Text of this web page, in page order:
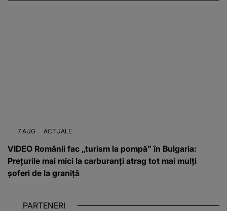
7 AUG ACTUALE
VIDEO Românii fac „turism la pompă” în Bulgaria:
Prețurile mai mici la carburanți atrag tot mai mulți
șoferi de la graniță
PARTENERI